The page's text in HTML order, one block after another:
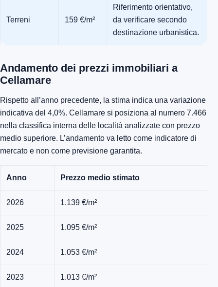
Terreni 159 €/m²
Riferimento orientativo,
da verificare secondo
destinazione urbanistica.
Andamento dei prezzi immobiliari a
Cellamare
Rispetto all’anno precedente, la stima indica una variazione
indicativa del 4,0%. Cellamare si posiziona al numero 7.466
nella classifica interna delle località analizzate con prezzo
medio superiore. L’andamento va letto come indicatore di
mercato e non come previsione garantita.
Anno Prezzo medio stimato
2026 1.139 €/m²
2025 1.095 €/m²
2024 1.053 €/m²
2023 1.013 €/m²